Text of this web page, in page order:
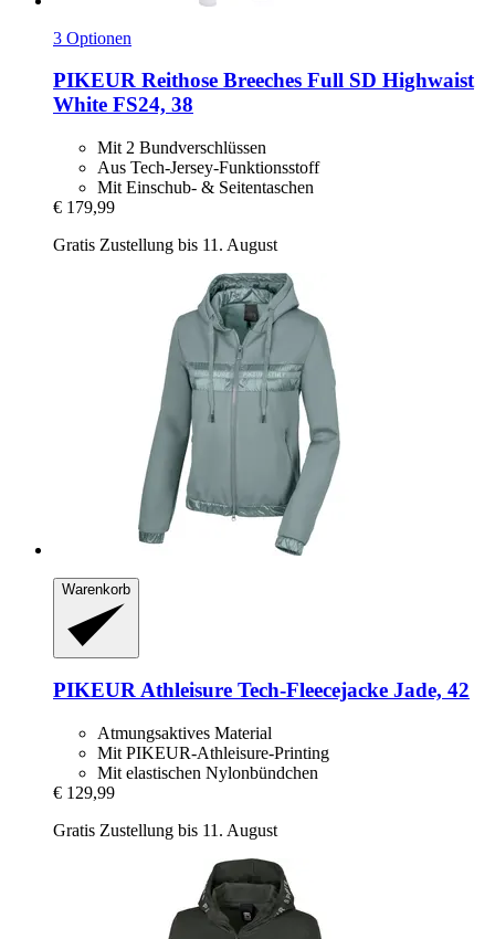
3 Optionen
PIKEUR Reithose Breeches Full SD Highwaist
White FS24, 38
Mit 2 Bundverschlüssen
Aus Tech-Jersey-Funktionsstoff
Mit Einschub- & Seitentaschen
€ 179,99
Gratis Zustellung bis 11. August
Warenkorb
PIKEURAthleisure Tech-​Fleecejacke Jade, 42
Atmungsaktives Material
Mit PIKEUR-Athleisure-Printing
Mit elastischen Nylonbündchen
€ 129,99
Gratis Zustellung bis 11. August